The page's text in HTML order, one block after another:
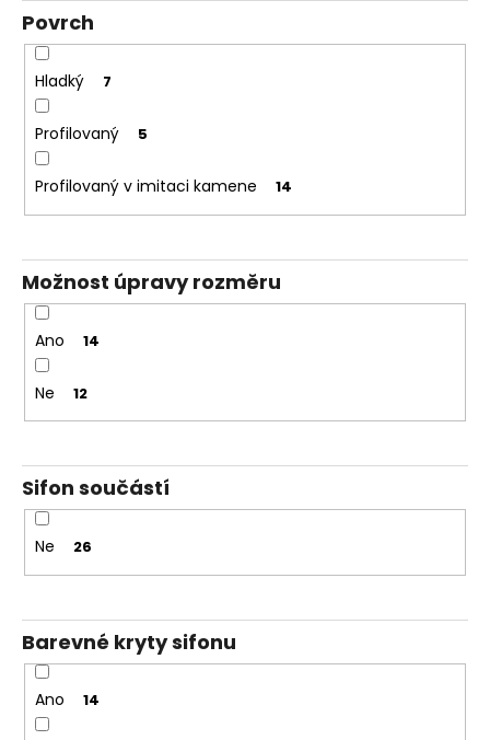
Povrch
Hladký 7
Profilovaný 5
Profilovaný v imitaci kamene 14
Možnost úpravy rozměru
Ano 14
Ne 12
Sifon součástí
Ne 26
Barevné kryty sifonu
Ano 14